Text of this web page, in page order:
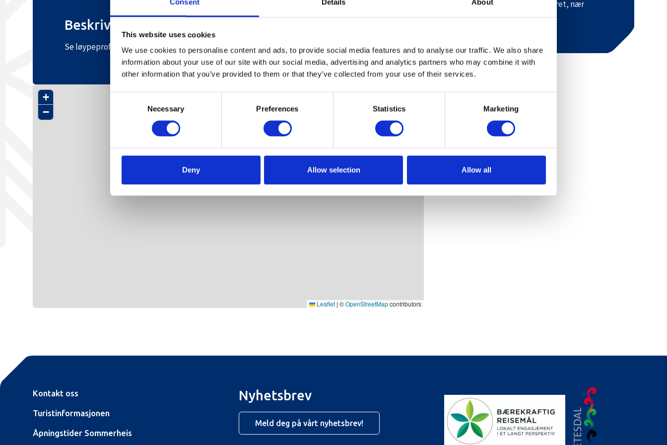
Consent Details About
This website uses cookies
We use cookies to personalise content and ads, to provide social media features and to analyse our traffic. We also share
information about your use of our site with our social media, advertising and analytics partners who may combine it with
other information that you’ve provided to them or that they’ve collected from your use of their services.
Necessary Preferences Statistics Marketing
Deny Allow selection Allow all
Beskrivelse
Se løypeprofil her
+
−
Leaflet | ©OpenStreetMapcontributors
parkeringsplassen på alpinsenteret, nær
barneområdet Tusseland.
Kontakt oss
Turistinformasjonen
Åpningstider Sommerheis
Nyhetsbrev
Meld deg på vårt nyhetsbrev!